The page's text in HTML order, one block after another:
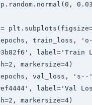
train_loss,
label='Train
markersize=4)
val_loss,
label='Val
markersize=4)